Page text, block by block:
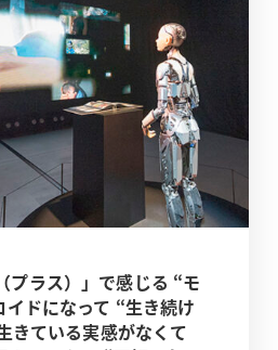
プラス）」で感じる “モ
ドになって “生き続け
きている実感がなくて